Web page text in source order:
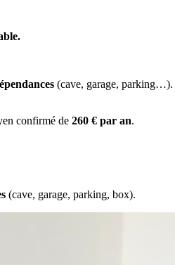
(cave, garage, parking…).
confirmé de 260 € par an.
(cave, garage, parking, box).